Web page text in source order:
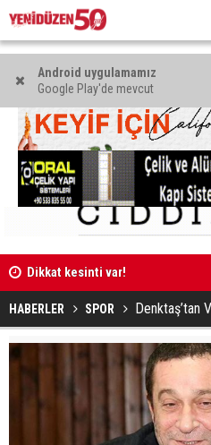
Android uygulamamız
Google Play'de mevcut
Dikkat kesinti var!
HABERLER SPOR Denktaş’tan